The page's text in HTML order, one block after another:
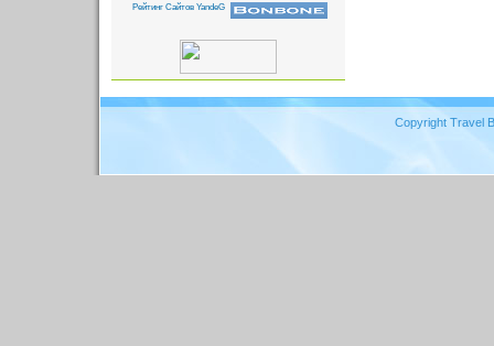
Copyright Travel